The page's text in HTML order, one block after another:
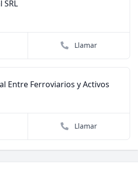
SRL
Llamar
Entre Ferroviarios y Activos
Llamar